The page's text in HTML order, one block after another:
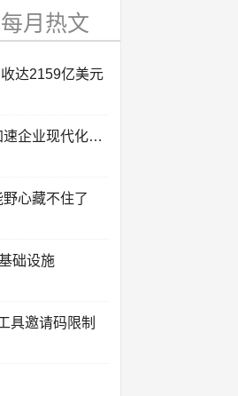
每月热文
达2159亿美元
业现代化进程
心藏不住了
础设施
具邀请码限制